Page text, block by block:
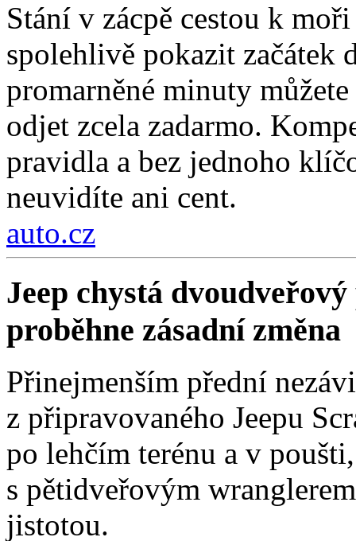
Stání v zácpě cestou k
spolehlivě pokazit začátek
promarněné minuty
odjet zcela zadarmo.
pravidla a bez jednoho
neuvidíte ani cent.
auto.cz
Jeep chystá
proběhne zásadní změna
Přinejmenším přední
z připravovaného Jeepu
po lehčím terénu a v
s pětidveřovým
jistotou.